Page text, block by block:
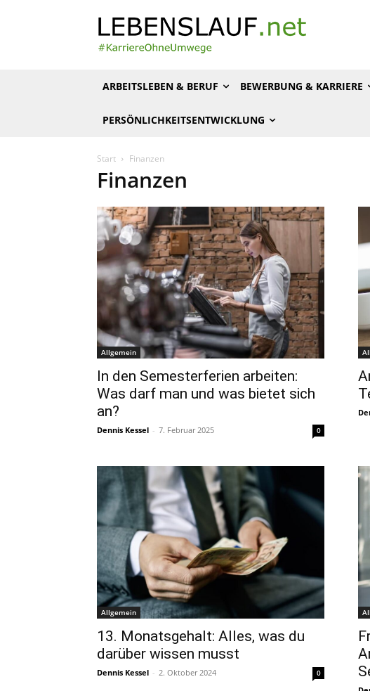
ARBEITSLEBEN & BERUF BEWERBUNG & KARRIERE
PERSÖNLICHKEITSENTWICKLUNG
Start Finanzen
Finanzen
Allgemein
In den Semesterferien arbeiten:
Was darf man und was bietet sich
an?
Dennis Kessel - 7. Februar 2025 0
Allgemein
13. Monatsgehalt: Alles, was du
darüber wissen musst
Dennis Kessel - 2. Oktober 2024 0